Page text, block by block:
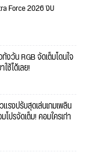
Force 2026 งบ
งวัน RGB จัดเต็มโดนใจ
ช้ได้เลย!
รงปรับสุดเล่นเกมเพลิน
ปรจัดเต็ม! คอมใครเก่า